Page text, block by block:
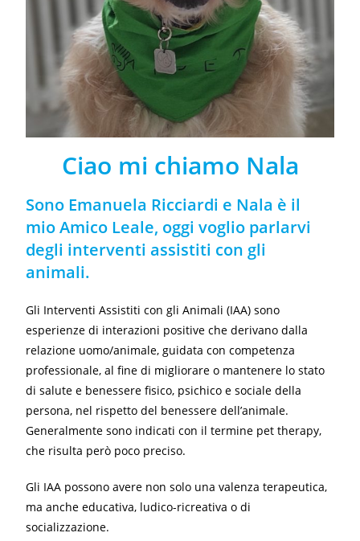
Ciao mi chiamo Nala
Sono Emanuela Ricciardi e Nala è il
mio Amico Leale, oggi voglio parlarvi
degli interventi assistiti con gli
animali.
Gli Interventi Assistiti con gli Animali (IAA) sono
esperienze di interazioni positive che derivano dalla
relazione uomo/animale, guidata con competenza
professionale, al fine di migliorare o mantenere lo stato
di salute e benessere fisico, psichico e sociale della
persona, nel rispetto del benessere dell’animale.
Generalmente sono indicati con il termine pet therapy,
che risulta però poco preciso.
Gli IAA possono avere non solo una valenza terapeutica,
ma anche educativa, ludico-ricreativa o di
socializzazione.